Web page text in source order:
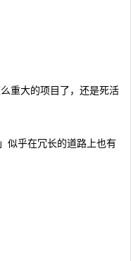
重大的项目了，还是死活
似乎在冗长的道路上也有